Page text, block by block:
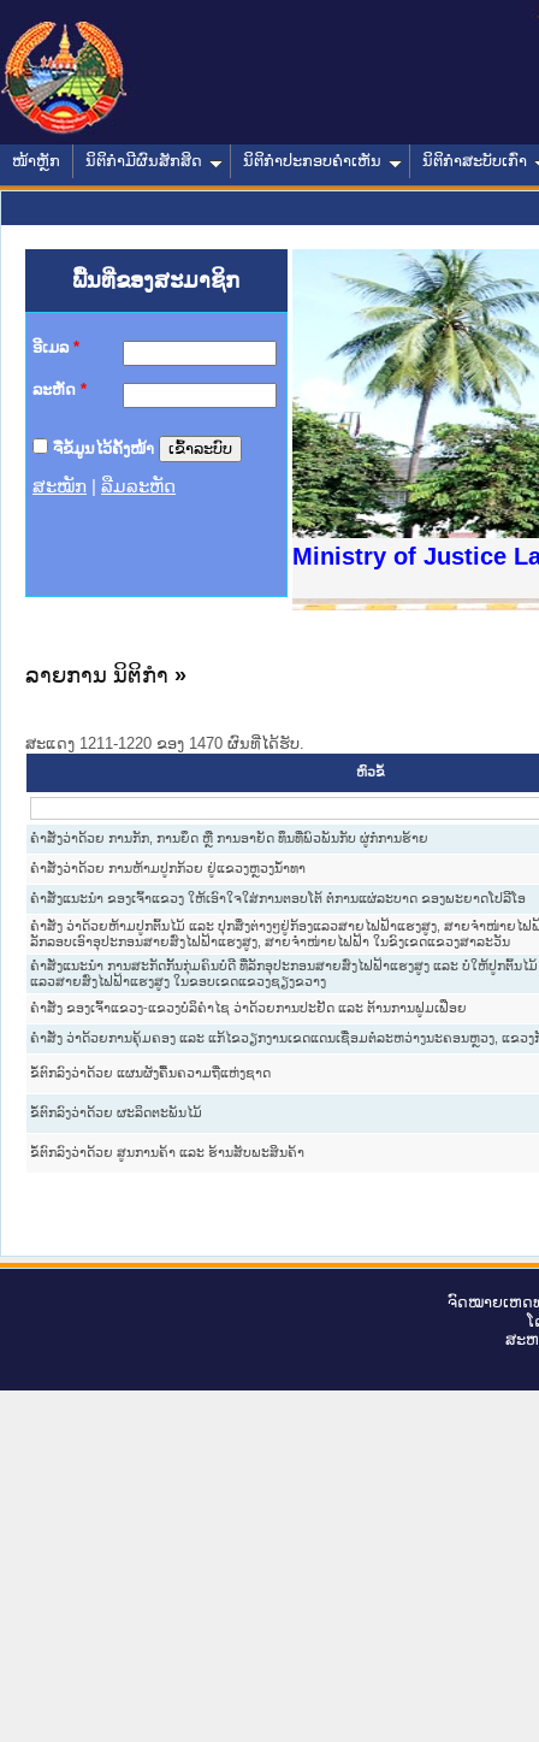
ໜ້າຫຼັກ ນິຕິກໍາມີຜົນສັກສິດ ນິຕິກໍາປະກອບຄໍາເຫັນ ນິຕິກໍາສະບັບເກົ່າ
ພື້ນທີ່ຂອງສະມາຊິກ
ອີເມລ *
ລະຫັດ *
ຈື່ຂໍ້ມູນໄວ້ຄັ້ງໜ້າ
ສະໝັກ ລືມລະຫັດ
Ministry of Justice
າຊົນ ພາກເໜືອ
ການ
ກາງ
ໃຕ້
ຕຳຫຼວດປະຊາຊົນ
ສັນຕິບານປະຊາຊົນ
ກເໜືອ
າຊົນ ພາກກາງ
ລາຍການ ນິຕິກໍາ »
ສະແດງ 1211-1220 ຂອງ 1470 ຜົນທີ່ໄດ້ຮັບ.
ຫົວຂໍ້
ຄຳ​ສັ່ງວ່າ​ດ້ວຍ ການ​ກັກ, ການ​ຍຶດ ຫຼື ການ​ອາ​ຍັດ ທຶນ​ທີ່​ພົວ​ພັນ​ກັບ ຜູ່ກໍ່​ການ​ຮ້າຍ
ຄຳສັ່ງວ່າດ້ວຍ ການຫ້າມປູກກ້ວຍ ຢູ່ແຂວງຫຼວງນໍ້າທາ
ຄຳສັ່ງແນະນຳ ຂອງເຈົ້າແຂວງ ໃຫ້ເອົາໃຈໃສ່ການຕອບໂຕ້ ຕໍ່ການແຜ່ລະບາດ ຂອງພະຍາດໂປລີໂອ
ຄຳສັ່ງ ວ່າດ້ວຍຫ້າມປູກຕົ້ນໄມ້ ແລະ ປຸກສິ່ງຕ່າງໆຢູ່ກ້ອງແລວສາຍໄຟຟ້າແຮງສູງ, ສາຍຈຳໜ່າຍໄ
ລັກລອບເອົາອຸປະກອນສາຍສົ່ງໄຟຟ້າແຮງສູງ, ສາຍຈຳໜ່າຍໄຟຟ້າ ໃນຂົງເຂດແຂວງສາລະວັນ
ຄຳສັ່ງແນະນຳ ການສະກັດກັ້ນກຸ່ມຄົນບໍ່ດີ ທີ່ລັກອຸປະກອນສາຍສົ່ງໄຟຟ້າແຮງສູງ ແລະ ບໍ່ໃຫ້ປູກຕົ້ນໄ
ແລວສາຍສົ່ງໄຟຟ້າແຮງສູງ ໃນຂອບເຂດແຂວງຊຽງຂວາງ
ຄຳສັ່ງ ຂອງເຈົ້າແຂວງ-ແຂວງບໍລິຄຳໄຊ ວ່າດ້ວຍການປະຢັດ ແລະ ຕ້ານການຟູມເຟືອຍ
ຄຳສັ່ງ ວ່າດ້ວຍການຄຸ້ມຄອງ ແລະ ແກ້ໄຂວຽກງານເຂດແດນເຊື່ອມຕໍ່ລະຫວ່າງນະຄອນຫຼວງ, ແຂວງ
ຂໍ້ຕົກລົງວ່າດ້ວຍ ແຜນຜັງຄື້ນຄວາມຖີ່ແຫ່ງຊາດ
ຂໍ້ຕົກລົງວ່າດ້ວຍ ຜະລິດຕະພັນໄມ້
ຂໍ້ຕົກລົງວ່າດ້ວຍ ສູນການຄ້າ ແລະ ຮ້ານສັບພະສິນຄ້າ
ຈົດ​ໝາຍ​ເຫດ​
ສະ​ຫ